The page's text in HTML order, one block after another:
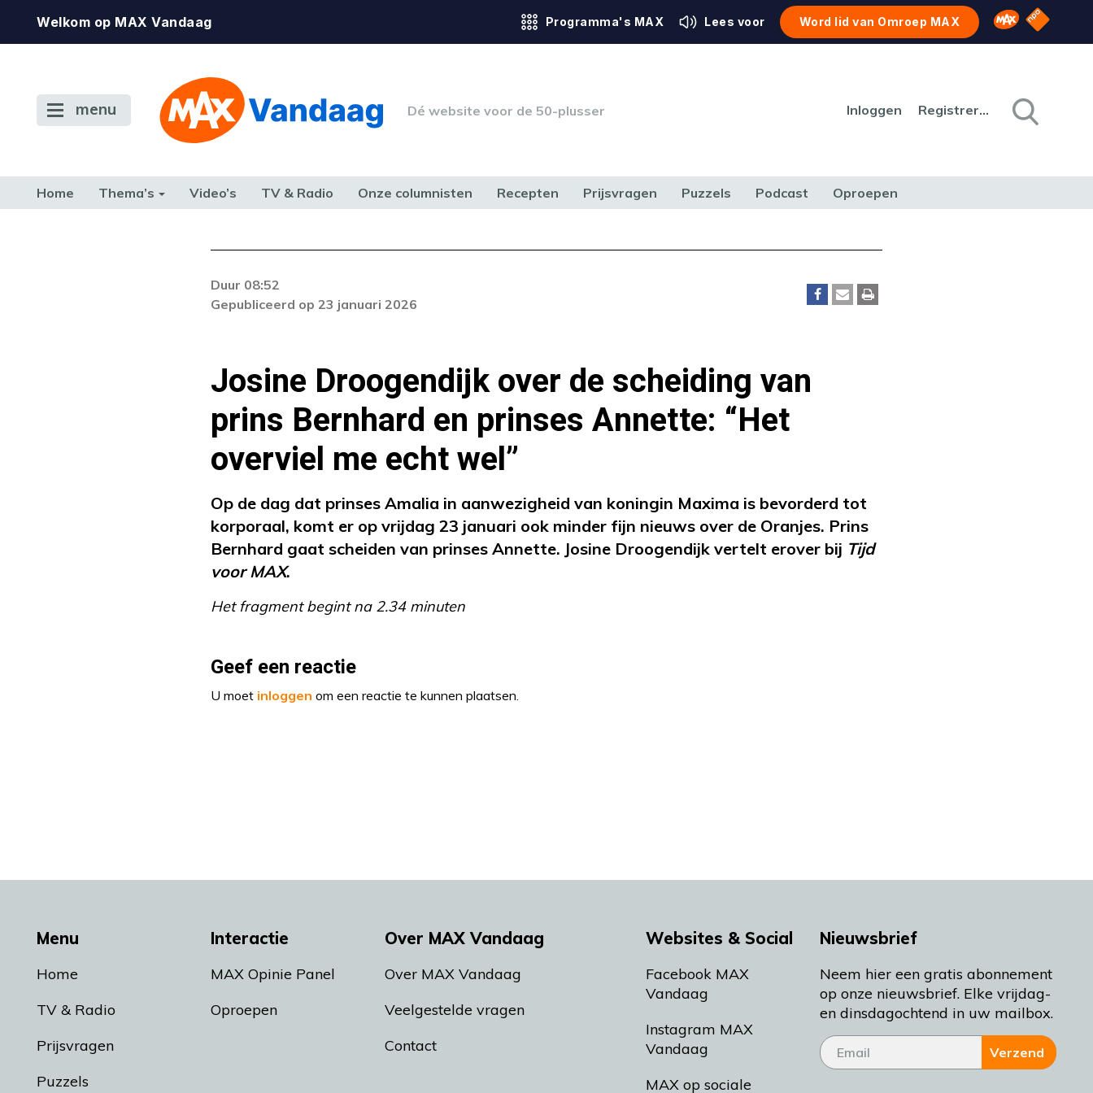
Welkom op MAX Vandaag Programma's MAX Lees voor Word lid van Omroep MAX Omroep MAX
NPO
menu Dé website voor de 50-plusser Inloggen Registreren
Home Thema’s Video’s TV & Radio Onze columnisten Recepten Prijsvragen Puzzels Podcast Oproepen
Er is een onbekende fout opgetreden. Als het
probleem zich blijft voordoen, neem dan contact op
Duur 08:52
Gepubliceerd op 23 januari 2026
Josine Droogendijk over de scheiding van
prins Bernhard en prinses Annette: “Het
overviel me echt wel”
Op de dag dat prinses Amalia in aanwezigheid van koningin Maxima is bevorderd tot
korporaal, komt er op vrijdag 23 januari ook minder fijn nieuws over de Oranjes. Prins
Bernhard gaat scheiden van prinses Annette. Josine Droogendijk vertelt erover bij Tijd
voor MAX.
Het fragment begint na 2.34 minuten
Geef een reactie
U moet inloggen om een reactie te kunnen plaatsen.
Menu
Home
TV & Radio
Prijsvragen
Puzzels
Interactie
MAX Opinie Panel
Oproepen
Over MAX Vandaag
Over MAX Vandaag
Veelgestelde vragen
Contact
Websites & Social
Facebook MAX
Vandaag
Instagram MAX
Vandaag
MAX op sociale
Nieuwsbrief
Neem hier een gratis abonnement
op onze nieuwsbrief. Elke vrijdag-
en dinsdagochtend in uw mailbox.
Verzend